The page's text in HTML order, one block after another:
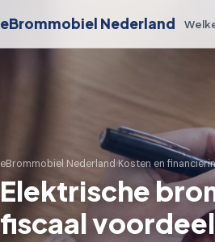
eBrommobiel Nederland
eBrommobiel Nederland›Kosten en
Elektrische
fiscaal